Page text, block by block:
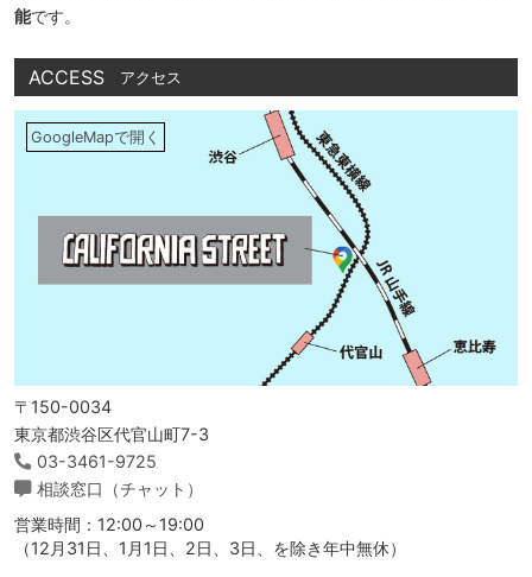
能です。
ACCESS アクセス
GoogleMapで開く
〒150-0034
東京都渋谷区代官山町7-3
03-3461-9725
相談窓口（チャット）
営業時間：12:00～19:00
（12月31日、1月1日、2日、3日、を除き年中無休）